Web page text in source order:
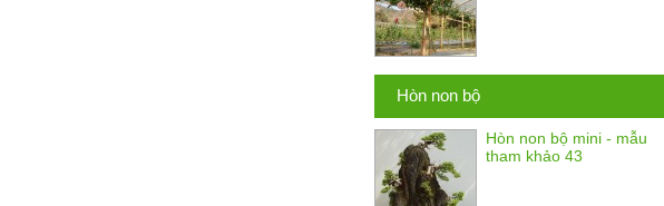
Hòn non bộ
Hòn non bộ mini - mẫu
tham khảo 43